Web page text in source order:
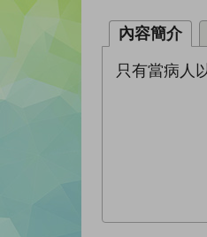
內容簡介
只有當病人